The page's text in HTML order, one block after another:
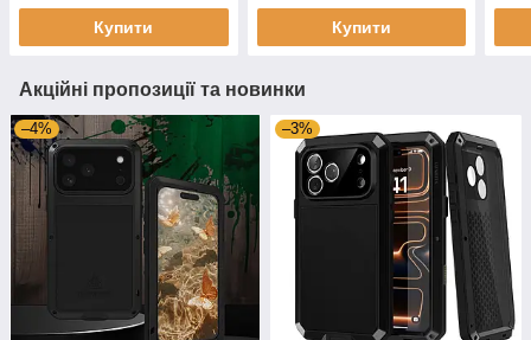
Купити Купити
Акційні пропозиції та новинки
–4% –3%